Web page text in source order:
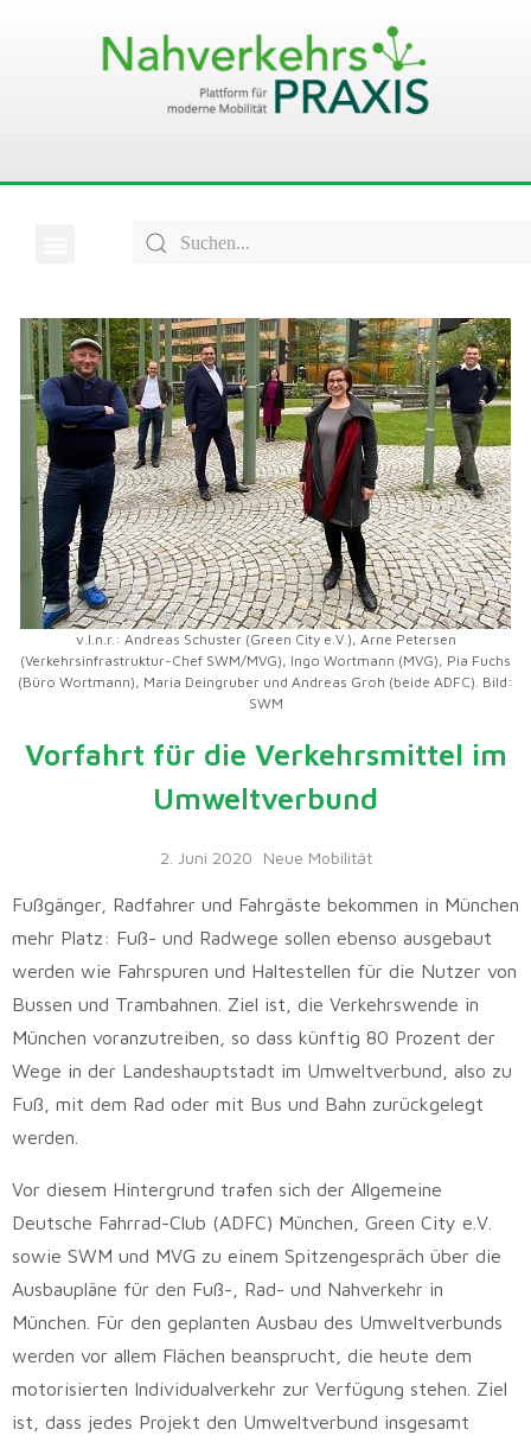
v.l.n.r.: Andreas Schuster (Green City e.V.), Arne Petersen
(Verkehrsinfrastruktur-Chef SWM/MVG), Ingo Wortmann (MVG), Pia Fuchs
(Büro Wortmann), Maria Deingruber und Andreas Groh (beide ADFC). Bild:
SWM
Vorfahrt für die Verkehrsmittel im
Umweltverbund
2. Juni 2020 Neue Mobilität
Fußgänger, Radfahrer und Fahrgäste bekommen in München
mehr Platz: Fuß- und Radwege sollen ebenso ausgebaut
werden wie Fahrspuren und Haltestellen für die Nutzer von
Bussen und Trambahnen. Ziel ist, die Verkehrswende in
München voranzutreiben, so dass künftig 80 Prozent der
Wege in der Landeshauptstadt im Umweltverbund, also zu
Fuß, mit dem Rad oder mit Bus und Bahn zurückgelegt
werden.
Vor diesem Hintergrund trafen sich der Allgemeine
Deutsche Fahrrad-Club (ADFC) München, Green City e.V.
sowie SWM und MVG zu einem Spitzengespräch über die
Ausbaupläne für den Fuß-, Rad- und Nahverkehr in
München. Für den geplanten Ausbau des Umweltverbunds
werden vor allem Flächen beansprucht, die heute dem
motorisierten Individualverkehr zur Verfügung stehen. Ziel
ist, dass jedes Projekt den Umweltverbund insgesamt